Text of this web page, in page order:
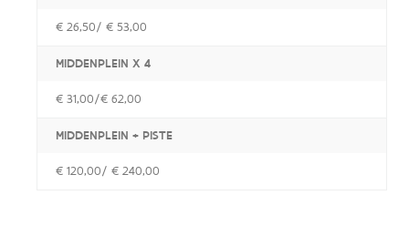
€ 26,50/ € 53,00
MIDDENPLEIN X 4
€ 31,00/€ 62,00
MIDDENPLEIN + PISTE
€ 120,00/ € 240,00